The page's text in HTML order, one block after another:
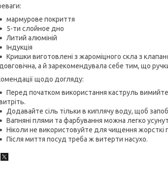
мармурове покриття
5-ти слойное дно
Литий алюміній
Індукція
Кришки виготовлені з жароміцного скла з
довговічна, а й зарекомендувала себе тим, що
щодо догляду:
Перед початком використання каструль вимийте
Додавайте сіль тільки в киплячу воду, щоб
Вапняні плями та фарбування можна легко
Ніколи не використовуйте для чищення
Після миття посуд треба ж витерти насухо.